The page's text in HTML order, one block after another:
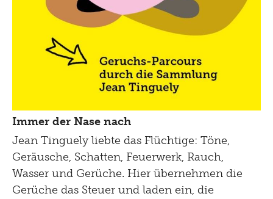
Immer der Nase nach
Jean Tinguely liebte das Flüchtige: Töne,
Geräusche, Schatten, Feuerwerk, Rauch,
Wasser und Gerüche. Hier übernehmen die
Gerüche das Steuer und laden ein, die